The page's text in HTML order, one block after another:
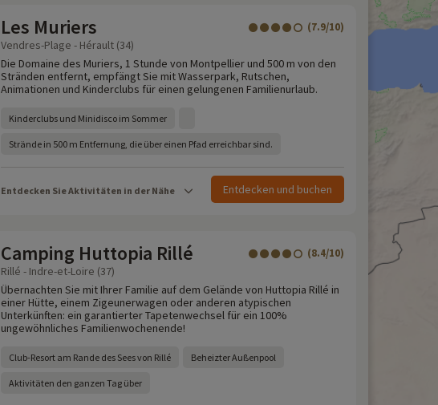
Les Muriers (7.9/10)
Vendres-Plage - Hérault (34)
Die Domaine des Muriers, 1 Stunde von Montpellier und 500 m von den
Stränden entfernt, empfängt Sie mit Wasserpark, Rutschen,
Animationen und Kinderclubs für einen gelungenen Familienurlaub.
Kinderclubs und Minidisco im Sommer
Strände in 500 m Entfernung, die über einen Pfad erreichbar sind.
Entdecken Sie Aktivitäten in der Nähe Entdecken und buchen
Camping Huttopia Rillé (8.4/10)
Rillé - Indre-et-Loire (37)
Übernachten Sie mit Ihrer Familie auf dem Gelände von Huttopia Rillé in
einer Hütte, einem Zigeunerwagen oder anderen atypischen
Unterkünften: ein garantierter Tapetenwechsel für ein 100%
ungewöhnliches Familienwochenende!
Club-Resort am Rande des Sees von Rillé Beheizter Außenpool
Aktivitäten den ganzen Tag über